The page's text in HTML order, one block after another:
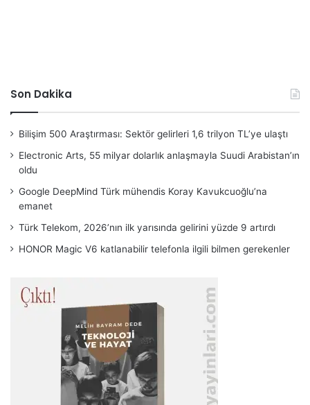
Son Dakika
Bilişim 500 Araştırması: Sektör gelirleri 1,6 trilyon TL’ye ulaştı
Electronic Arts, 55 milyar dolarlık anlaşmayla Suudi Arabistan’ın
oldu
Google DeepMind Türk mühendis Koray Kavukcuoğlu’na
emanet
Türk Telekom, 2026’nın ilk yarısında gelirini yüzde 9 artırdı
HONOR Magic V6 katlanabilir telefonla ilgili bilmen gerekenler